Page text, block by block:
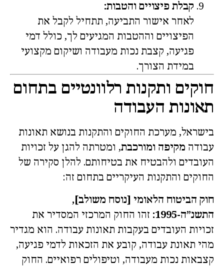
קבלת פיצויים והטבות:
לאחר אישור התביעה, תתחיל לקבל את
הפיצויים וההטבות המגיעים לך, כולל דמי
פגיעה, קצבת נכות מעבודה ושיקום מקצועי
במידת הצורך.
חוקים ותקנות רלוונטיים בתחום
תאונות העבודה
בישראל, מערכת החוקים והתקנות בנושא תאונות
עבודה מקיפה ומורכבת, ומטרתה להגן על זכויות
העובדים ולהבטיח את בטיחותם. להלן סקירה של
החוקים והתקנות העיקריים בתחום זה:
חוק הביטוח הלאומי [נוסח משולב],
התשנ”ה-1995:
זהו החוק המרכזי המסדיר את
זכויות העובדים בעקבות תאונות עבודה. הוא מגדיר
מהי תאונת עבודה, קובע את הזכאות לדמי פגיעה,
קצבאות נכות מעבודה, וטיפולים רפואיים. החוק